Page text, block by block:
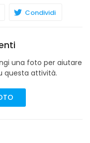
Condividi
una foto per aiutare
questa attività.